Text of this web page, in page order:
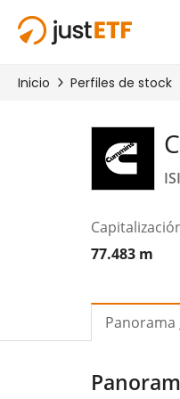
77.483 m
Panorama